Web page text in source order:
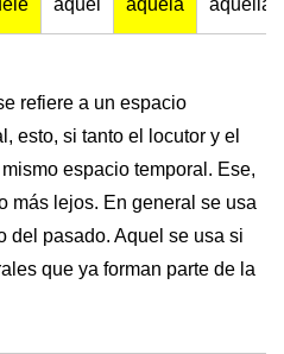
aquel aquela aquella
refiere a un espacio
esto, si tanto el locutor y el
espacio temporal. Ese,
más lejos. En general se usa
del pasado. Aquel se usa si
que ya forman parte de la